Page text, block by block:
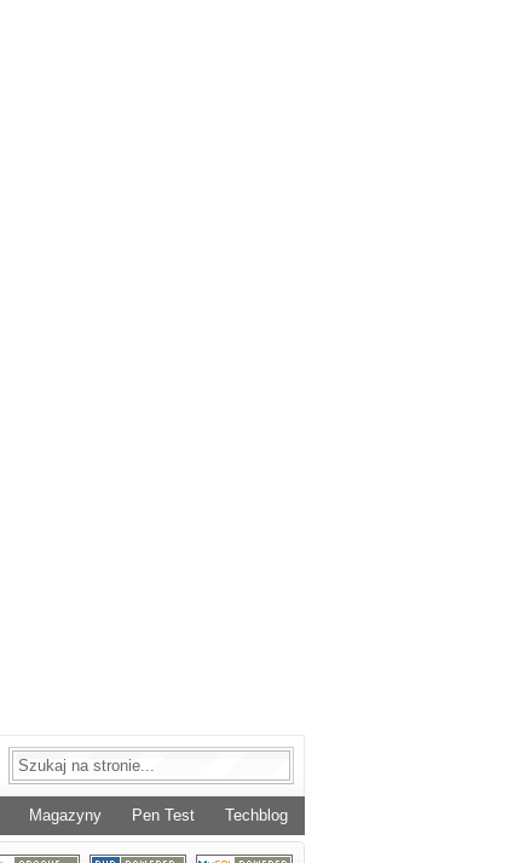
Magazyny Pen Test Techblog